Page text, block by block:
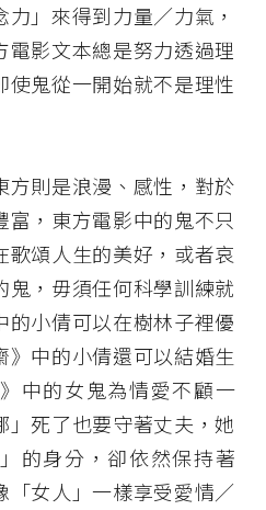
」來得到力量／力氣，
電影文本總是努力透過理
使鬼從一開始就不是理性
方則是浪漫、感性，對於
富，東方電影中的鬼不只
頌人生的美好，或者哀
，毋須任何科學訓練就
的小倩可以在樹林子裡優
》中的小倩還可以結婚生
中的女鬼為情愛不顧一
死了也要守著丈夫，她
的身分，卻依然保持著
「女人」一樣享受愛情／